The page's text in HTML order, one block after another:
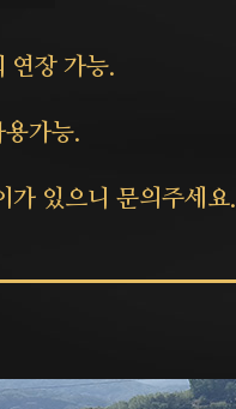
연장 가능.
용가능.
가 있으니 문의주세요.